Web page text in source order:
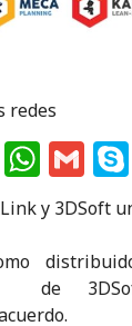
redes
T
r
W
h
a
ts
A
G
m
ai
l
y 3DSoft
de